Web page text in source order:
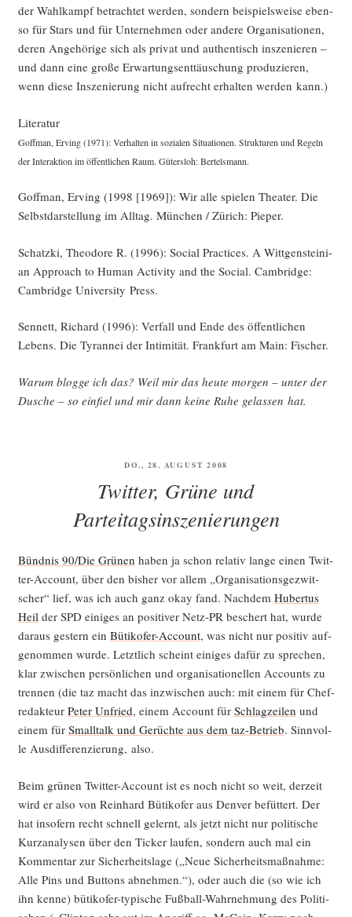
der Wahl­kampf betrach­tet wer­den, son­dern bei­spiels­wei­se eben­
so für Stars und für Unter­neh­men oder ande­re Orga­ni­sa­tio­nen,
deren Ange­hö­ri­ge sich als pri­vat und authen­tisch insze­nie­ren –
und dann eine gro­ße Erwar­tungs­ent­täu­schung pro­du­zie­ren,
wenn die­se Insze­nie­rung nicht auf­recht erhal­ten wer­den kann.)
Lite­ra­tur
Goff­man, Erving (1971): Ver­hal­ten in sozia­len Situa­tio­nen. Struk­tu­ren und Regeln
der Inter­ak­ti­on im öffent­li­chen Raum. Güters­loh: Bertelsmann.
Goff­man, Erving (1998 [1969]): Wir alle spie­len Thea­ter. Die
Selbst­dar­stel­lung im All­tag. Mün­chen / Zürich: Pieper.
Schatz­ki, Theo­do­re R. (1996): Social Prac­ti­ces. A Witt­gen­stei­ni­
an Approach to Human Acti­vi­ty and the Social. Cam­bridge:
Cam­bridge Uni­ver­si­ty Press.
Sen­nett, Richard (1996): Ver­fall und Ende des öffent­li­chen
Lebens. Die Tyran­nei der Inti­mi­tät. Frank­furt am Main: Fischer.
War­um blog­ge ich das? Weil mir das heu­te mor­gen – unter der
Dusche – so ein­fiel und mir dann kei­ne Ruhe gelas­sen hat.
VERÖFFENTLICHT
DO., 28. AUGUST 2008
Twitter, Grüne und
Parteitagsinszenierungen
Bünd­nis 90/Die Grü­nen haben ja schon rela­tiv lan­ge einen Twit­
ter-Account, über den bis­her vor allem „Orga­ni­sa­ti­ons­ge­zwit­
scher“ lief, was ich auch ganz okay fand. Nach­dem Huber­tus
Heilder SPD eini­ges an posi­ti­ver Netz-PR beschert hat, wur­de
dar­aus ges­tern ein Büti­ko­fer-Account, was nicht nur posi­tiv auf­
ge­nom­men wur­de. Letzt­lich scheint eini­ges dafür zu spre­chen,
klar zwi­schen per­sön­li­chen und orga­ni­sa­tio­nel­len Accounts zu
tren­nen (die taz macht das inzwi­schen auch: mit einem für Chef­
re­dak­teur Peter Unfried, einem Account für Schlag­zei­len und
einem für Small­talk und Gerüch­te aus dem taz-Betrieb. Sinn­vol­
le Aus­dif­fe­ren­zie­rung, also.
Beim grü­nen Twit­ter-Account ist es noch nicht so weit, der­zeit
wird er also von Rein­hard Büti­ko­fer aus Den­ver befüt­tert. Der
hat inso­fern recht schnell gelernt, als jetzt nicht nur poli­ti­sche
Kurz­ana­ly­sen über den Ticker lau­fen, son­dern auch mal ein
Kom­men­tar zur Sicher­heits­la­ge („Neue Sicher­heits­maß­nah­me:
Alle Pins und But­tons abneh­men.“), oder auch die (so wie ich
ihn ken­ne) büti­ko­fer-typi­sche Fuß­ball-Wahr­neh­mung des Poli­ti­